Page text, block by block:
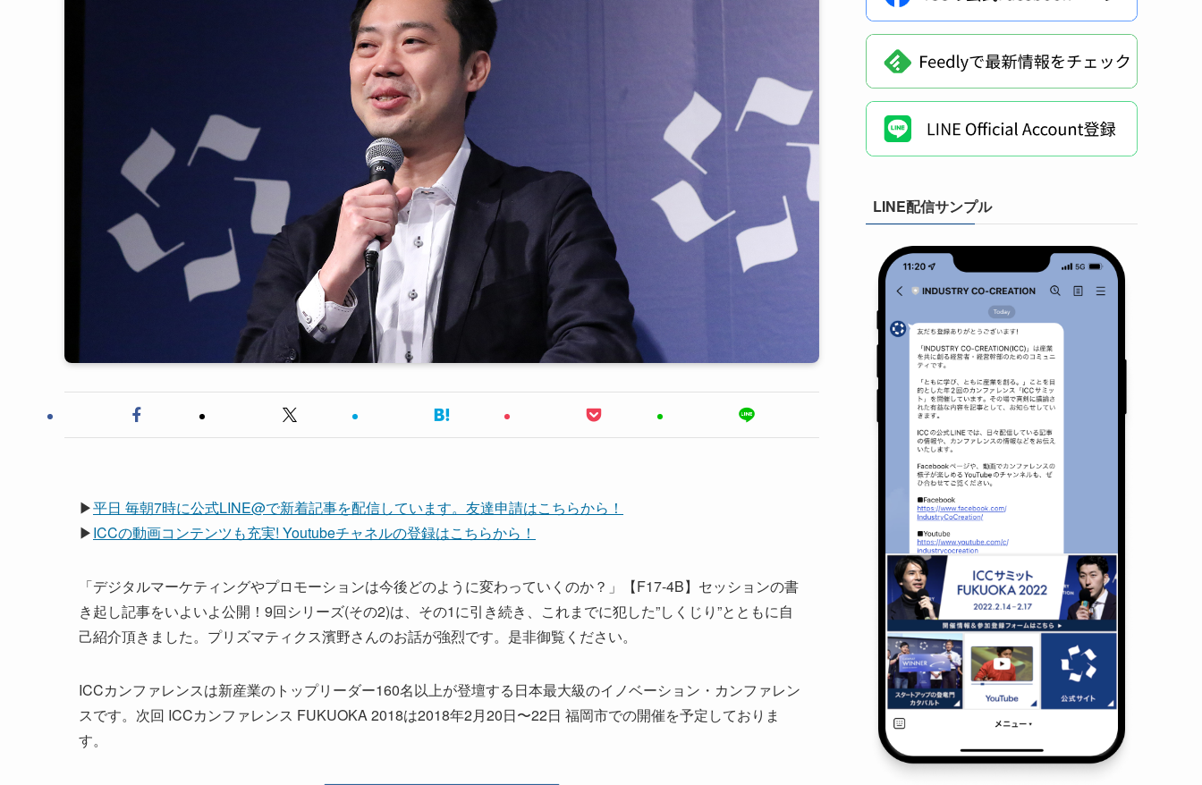
▶平日 毎朝7時に公式LINE@で新着記事を配信しています。友達申請はこちらから！
▶ICCの動画コンテンツも充実! Youtubeチャネルの登録はこちらから！
「デジタルマーケティングやプロモーションは今後どのように変わっていくのか？」【F17-4B】セッションの書
き起し記事をいよいよ公開！9回シリーズ(その2)は、その1に引き続き、これまでに犯した”しくじり”とともに自
己紹介頂きました。プリズマティクス濱野さんのお話が強烈です。是非御覧ください。
ICCカンファレンスは新産業のトップリーダー160名以上が登壇する日本最大級のイノベーション・カンファレン
スです。次回 ICCカンファレンス FUKUOKA 2018は2018年2月20日〜22日 福岡市での開催を予定しておりま
す。
LINE配信サンプル